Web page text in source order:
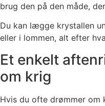
brug den på den måde,
Du kan lægge krystallen
eller i lommen, alt efter
Et enkelt
om krig
Hvis du ofte drømmer